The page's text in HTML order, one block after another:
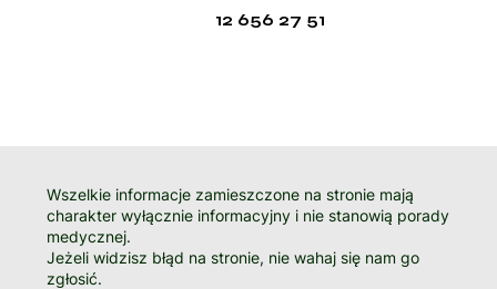
12 656 27 51
Wszelkie informacje zamieszczone na stronie mają
charakter wyłącznie informacyjny i nie stanowią porady
medycznej.
Jeżeli widzisz błąd na stronie, nie wahaj się nam go
zgłosić.